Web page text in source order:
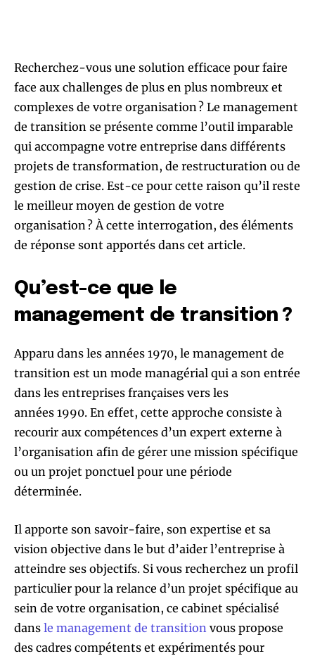
Recherchez-vous une solution efficace pour faire
face aux challenges de plus en plus nombreux et
complexes de votre organisation ? Le management
de transition se présente comme l’outil imparable
qui accompagne votre entreprise dans différents
projets de transformation, de restructuration ou de
gestion de crise. Est-ce pour cette raison qu’il reste
le meilleur moyen de gestion de votre
organisation ? À cette interrogation, des éléments
de réponse sont apportés dans cet article.
Qu’est-ce que le
management de transition ?
Apparu dans les années 1970, le management de
transition est un mode managérial qui a son entrée
dans les entreprises françaises vers les
années 1990. En effet, cette approche consiste à
recourir aux compétences d’un expert externe à
l’organisation afin de gérer une mission spécifique
ou un projet ponctuel pour une période
déterminée.
Il apporte son savoir-faire, son expertise et sa
vision objective dans le but d’aider l’entreprise à
atteindre ses objectifs. Si vous recherchez un profil
particulier pour la relance d’un projet spécifique au
sein de votre organisation, ce cabinet spécialisé
dans le management de transition vous propose
des cadres compétents et expérimentés pour